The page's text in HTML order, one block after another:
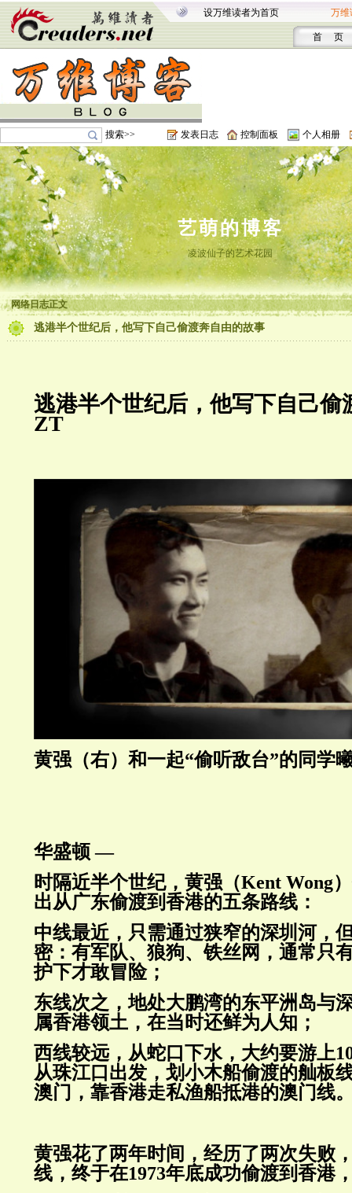
设万维读者为首页 万维
首 页
搜索>> 发表日志 控制面板 个人相册
艺萌的博客
凌波仙子的艺术花园
网络日志正文
逃港半个世纪后，他写下自己偷渡奔自由的故事
逃港半个世纪后，他写下自己偷
ZT
黄强（右）和一起“偷听敌台”的同学
华盛顿 —
时隔近半个世纪，黄强（Kent Wong
出从广东偷渡到香港的五条路线：
中线最近，只需通过狭窄的深圳河，
密：有军队、狼狗、铁丝网，通常只
护下才敢冒险；
东线次之，地处大鹏湾的东平洲岛与
属香港领土，在当时还鲜为人知；
西线较远，从蛇口下水，大约要游上
从珠江口出发，划小木船偷渡的舢板
澳门，靠香港走私渔船抵港的澳门线
黄强花了两年时间，经历了两次失败
线，终于在1973年底成功偷渡到香港